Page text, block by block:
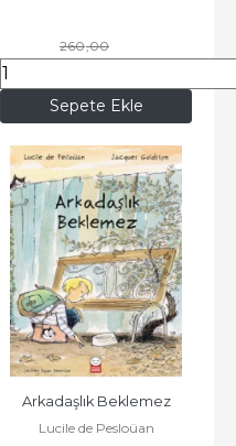
Sepete Ekle
260,00
223,60
Arkadaşlık Beklemez
Lucile de Pesloüan